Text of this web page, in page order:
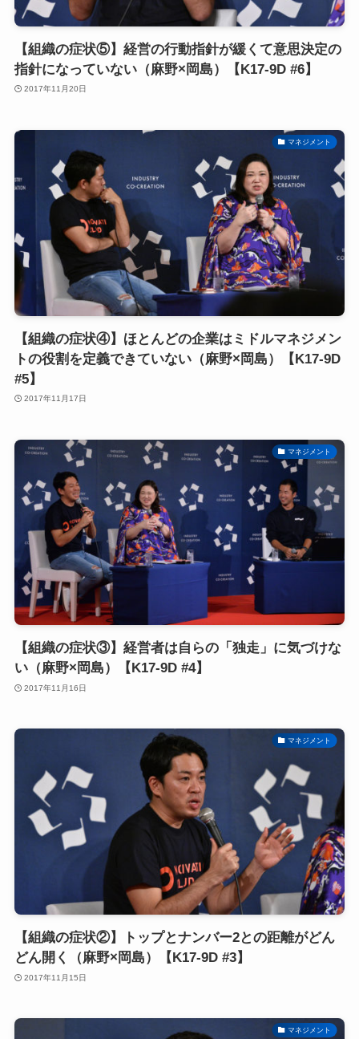
【組織の症状⑤】経営の行動指針が緩くて意思決定の
指針になっていない（麻野×岡島）【K17-9D #6】
2017年11月20日
マネジメント
【組織の症状④】ほとんどの企業はミドルマネジメン
トの役割を定義できていない（麻野×岡島）【K17-9D
#5】
2017年11月17日
マネジメント
【組織の症状③】経営者は自らの「独走」に気づけな
い（麻野×岡島）【K17-9D #4】
2017年11月16日
マネジメント
【組織の症状②】トップとナンバー2との距離がどん
どん開く（麻野×岡島）【K17-9D #3】
2017年11月15日
マネジメント